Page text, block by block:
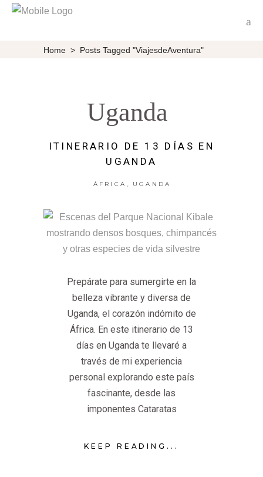
Home > Posts Tagged "ViajesdeAventura"
Uganda
ITINERARIO DE 13 DÍAS EN
UGANDA
ÁFRICA , UGANDA
Prepárate para sumergirte en la
belleza vibrante y diversa de
Uganda, el corazón indómito de
África. En este itinerario de 13
días en Uganda te llevaré a
través de mi experiencia
personal explorando este país
fascinante, desde las
imponentes Cataratas
KEEP READING...